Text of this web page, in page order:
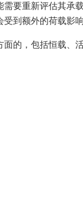
要重新评估其承载能
外的荷载影响。
，包括恒载